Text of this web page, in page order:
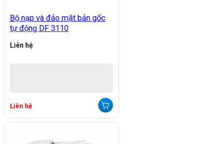
Bộ nạp và đảo mặt bản gốc
tự động DF 3110
Liên hệ
Liên hệ